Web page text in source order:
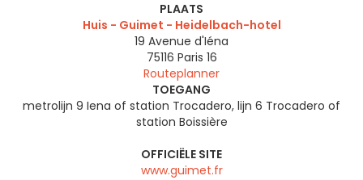
PLAATS
Huis - Guimet - Heidelbach-hotel
19 Avenue d'Iéna
75116 Paris 16
Routeplanner
TOEGANG
metrolijn 9 Iena of station Trocadero, lijn 6 Trocadero of
station Boissière
OFFICIËLE SITE
www.guimet.fr